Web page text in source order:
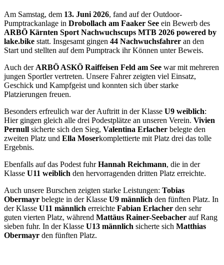
Am Samstag, dem 13. Juni 2026, fand auf der Outdoor-
Pumptrackanlage in Drobollach am Faaker See ein Bewerb des
ARBÖ Kärnten Sport Nachwuchscups MTB 2026 powered by
lake.bike statt. Insgesamt gingen 44 Nachwuchsfahrer an den
Start und stellten auf dem Pumptrack ihr Können unter Beweis.
Auch der ARBÖ ASKÖ Raiffeisen Feld am See war mit mehreren
jungen Sportler vertreten. Unsere Fahrer zeigten viel Einsatz,
Geschick und Kampfgeist und konnten sich über starke
Platzierungen freuen.
Besonders erfreulich war der Auftritt in der Klasse U9 weiblich:
Hier gingen gleich alle drei Podestplätze an unseren Verein. Vivien
Pernull sicherte sich den Sieg, Valentina Erlacher belegte den
zweiten Platz und Ella Moserkomplettierte mit Platz drei das tolle
Ergebnis.
Ebenfalls auf das Podest fuhrHannah Reichmann, die in der
Klasse U11 weiblich den hervorragenden dritten Platz erreichte.
Auch unsere Burschen zeigten starke Leistungen: Tobias
Obermayr belegte in der Klasse U9 männlich den fünften Platz. In
der Klasse U11 männlich erreichte Fabian Erlacher den sehr
guten vierten Platz, während Mattäus Rainer-Seebacher auf Rang
sieben fuhr. In der Klasse U13 männlich sicherte sich Matthias
Obermayr den fünften Platz.